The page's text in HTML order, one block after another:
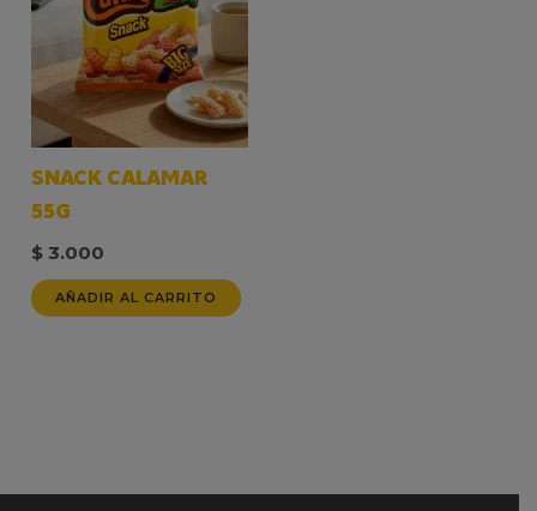
SNACK CALAMAR
55G
$ 3.000
AÑADIR AL CARRITO